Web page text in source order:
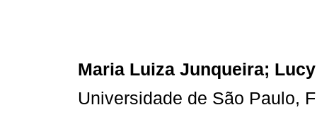
Maria Luiza Junqueira;
Universidade de São Paulo,